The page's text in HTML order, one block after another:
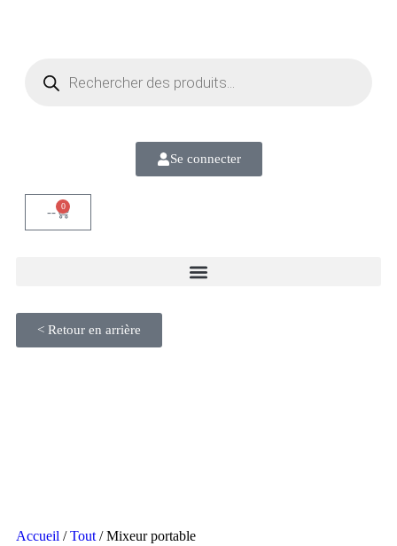
Se connecter
-- 0
< Retour en arrière
Accueil /Tout / Mixeur portable